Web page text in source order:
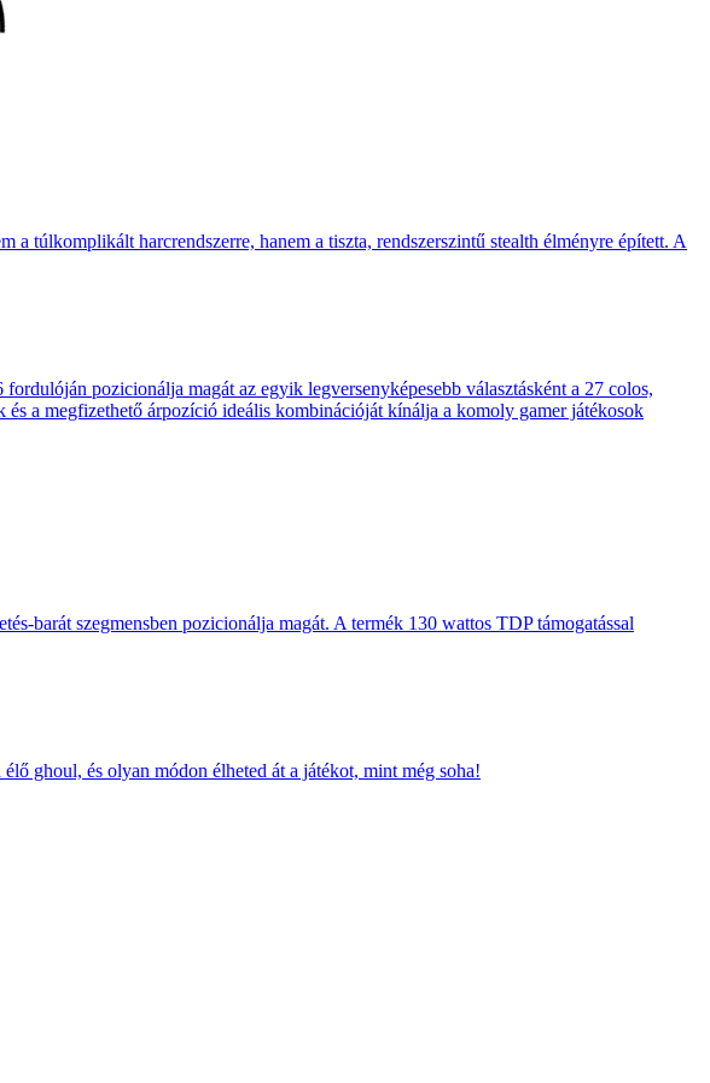
túlkomplikált harcrendszerre, hanem a tiszta, rendszerszintű stealth élményre épített. A
pozicionálja magát az egyik legversenyképesebb választásként a 27 colos,
a megfizethető árpozíció ideális kombinációját kínálja a komoly gamer játékosok
barát szegmensben pozicionálja magát. A termék 130 wattos TDP támogatással
ghoul, és olyan módon élheted át a játékot, mint még soha!